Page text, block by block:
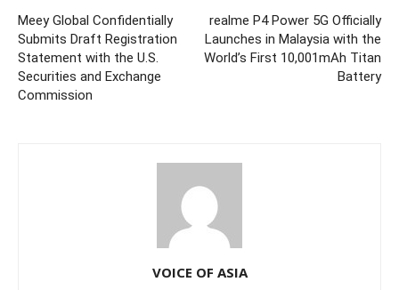
Meey Global Confidentially
Submits Draft Registration
Statement with the U.S.
Securities and Exchange
Commission
realme P4 Power 5G Officially
Launches in Malaysia with the
World’s First 10,001mAh Titan
Battery
VOICE OF ASIA